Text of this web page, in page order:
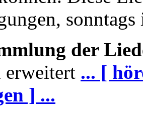
der
erweitert ... [
] ...